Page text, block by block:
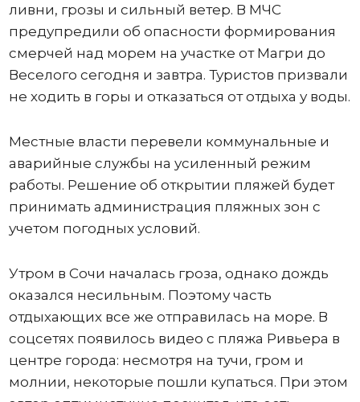
ливни, грозы и сильный ветер. В МЧС
предупредили об опасности формирования
смерчей над морем на участке от Магри до
Веселого сегодня и завтра. Туристов призвали
не ходить в горы и отказаться от отдыха у воды.
Местные власти перевели коммунальные и
аварийные службы на усиленный режим
работы. Решение об открытии пляжей будет
принимать администрация пляжных зон с
учетом погодных условий.
Утром в Сочи началась гроза, однако дождь
оказался несильным. Поэтому часть
отдыхающих все же отправилась на море. В
соцсетях появилось видео с пляжа Ривьера в
центре города: несмотря на тучи, гром и
молнии, некоторые пошли купаться. При этом